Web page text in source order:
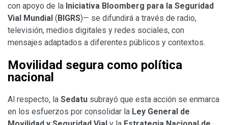
con apoyo de la Iniciativa Bloomberg para la Seguridad
Vial Mundial (BIGRS)— se difundirá a través de radio,
televisión, medios digitales y redes sociales, con
mensajes adaptados a diferentes públicos y contextos.
Movilidad segura como política
nacional
Al respecto, la Sedatu subrayó que esta acción se enmarca
en los esfuerzos por consolidar la Ley General de